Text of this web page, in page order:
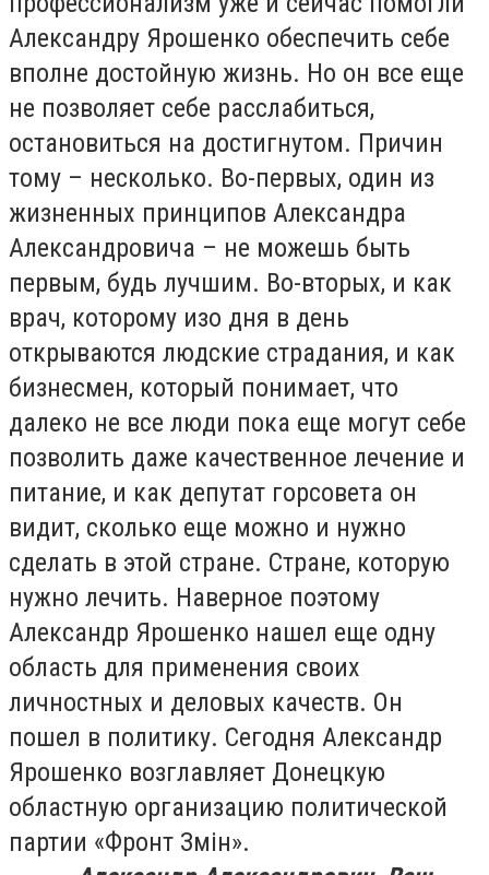
Александру Ярошенко обеспечить себе
вполне достойную жизнь. Но он все еще
не позволяет себе расслабиться,
остановиться на достигнутом. Причин
тому – несколько. Во-первых, один из
жизненных принципов Александра
Александровича – не можешь быть
первым, будь лучшим. Во-вторых, и как
врач, которому изо дня в день
открываются людские страдания, и как
бизнесмен, который понимает, что
далеко не все люди пока еще могут себе
позволить даже качественное лечение и
питание, и как депутат горсовета он
видит, сколько еще можно и нужно
сделать в этой стране. Стране, которую
нужно лечить. Наверное поэтому
Александр Ярошенко нашел еще одну
область для применения своих
личностных и деловых качеств. Он
пошел в политику. Сегодня Александр
Ярошенко возглавляет Донецкую
областную организацию политической
партии «Фронт Змін».